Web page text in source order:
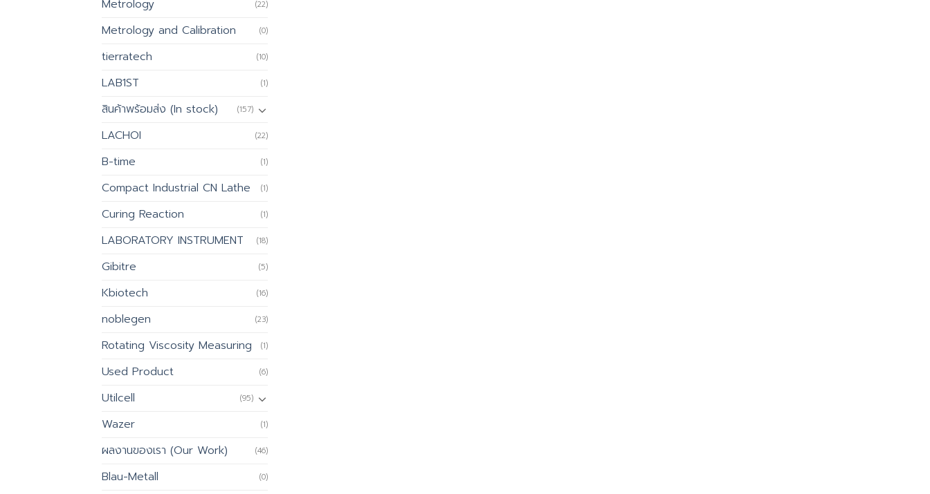
Metrology (22)
Metrology and Calibration (0)
tierratech (10)
LAB1ST (1)
สินค้าพร้อมส่ง (In stock) (157)
LACHOI (22)
B-time (1)
Compact Industrial CN Lathe (1)
Curing Reaction (1)
LABORATORY INSTRUMENT (18)
Gibitre (5)
Kbiotech (16)
noblegen (23)
Rotating Viscosity Measuring (1)
Used Product (6)
Utilcell (95)
Wazer (1)
ผลงานของเรา (Our Work) (46)
Blau-Metall (0)